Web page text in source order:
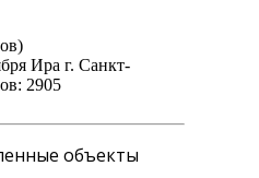
Ира г. Санкт-
2905
объекты